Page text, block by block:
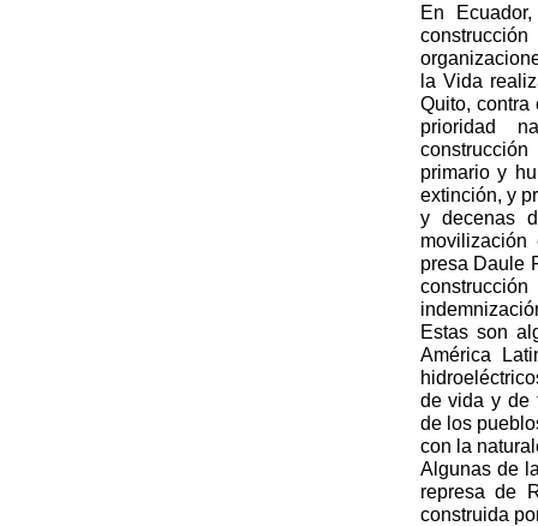
En
la Vida
Quito, contra
prioridad
primario y
extinción, y
y decenas
presa Daule
Estas son
América
de vida y de
de los
con la
Algunas de
represa de
construida